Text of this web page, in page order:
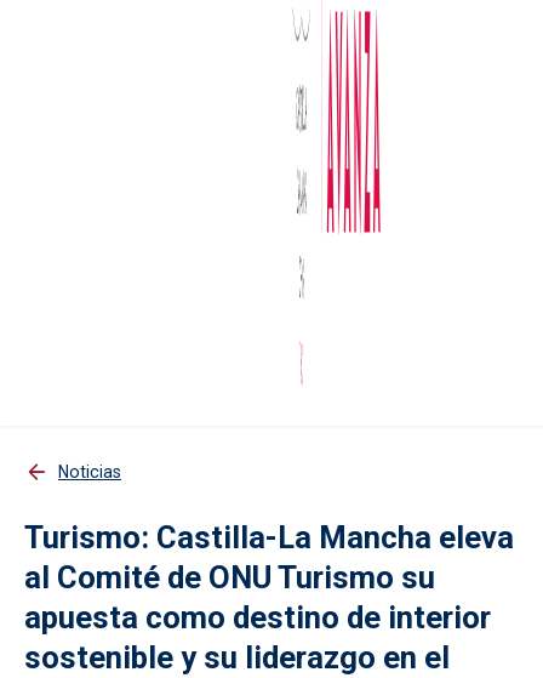
Noticias
Turismo: Castilla-La Mancha eleva
al Comité de ONU Turismo su
apuesta como destino de interior
sostenible y su liderazgo en el